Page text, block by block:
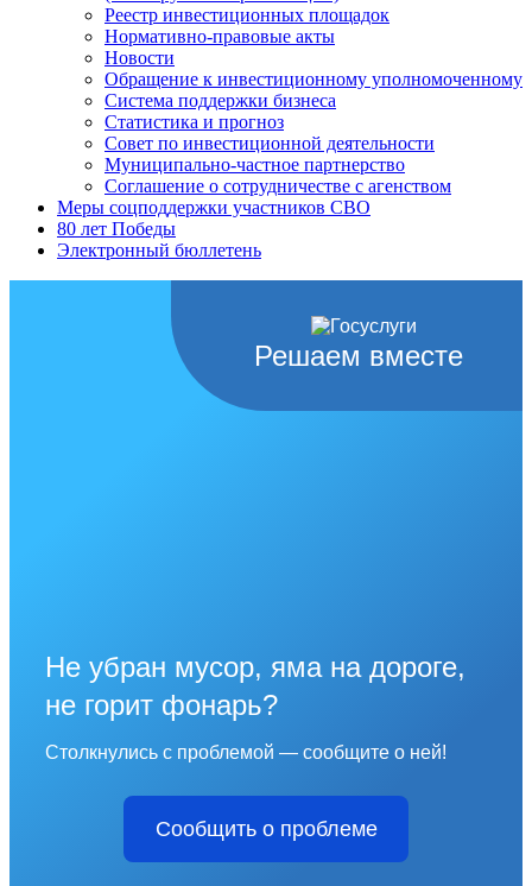
Реестр инвестиционных площадок
Нормативно-правовые акты
Новости
Обращение к инвестиционному уполномоченному
Система поддержки бизнеса
Статистика и прогноз
Совет по инвестиционной деятельности
Муниципально-частное партнерство
Соглашение о сотрудничестве с агенством
Меры соцподдержки участников СВО
80 лет Победы
Электронный бюллетень
Решаем вместе
Не убран мусор, яма на дороге,
не горит фонарь?
Столкнулись с проблемой — сообщите о ней!
Сообщить о проблеме